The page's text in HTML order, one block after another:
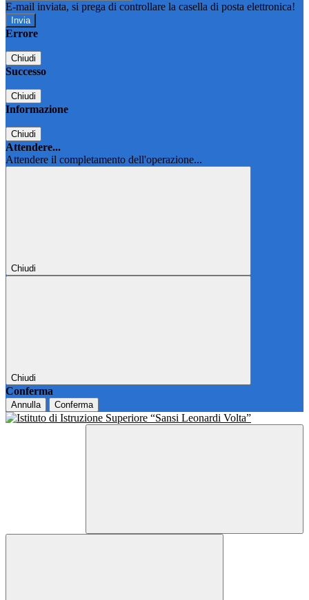
E-mail inviata, si prega di controllare la casella di posta elettronica!
Errore
Chiudi
Successo
Chiudi
Informazione
Chiudi
Attendere...
Attendere il completamento dell'operazione...
Chiudi
Chiudi
Conferma
Annulla Conferma